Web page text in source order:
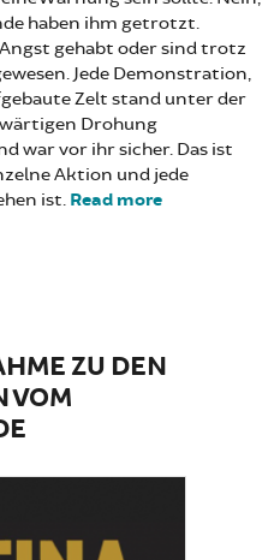
haben ihm getrotzt.
gehabt oder sind trotz
Jede Demonstration,
Zelt stand unter der
Drohung
war vor ihr sicher. Das ist
Aktion und jede
ist. Read more
ZU DEN
VOM